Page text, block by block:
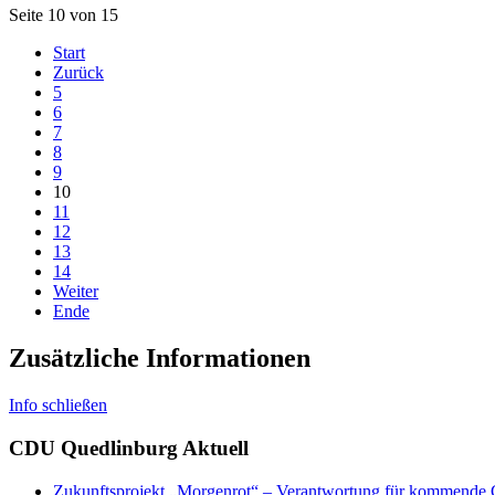
Seite 10 von 15
Start
Zurück
5
6
7
8
9
10
11
12
13
14
Weiter
Ende
Zusätzliche Informationen
Info schließen
CDU Quedlinburg Aktuell
Zukunftsprojekt „Morgenrot“ – Verantwortung für kommende